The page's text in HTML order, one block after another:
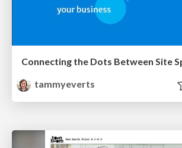
tammyeverts